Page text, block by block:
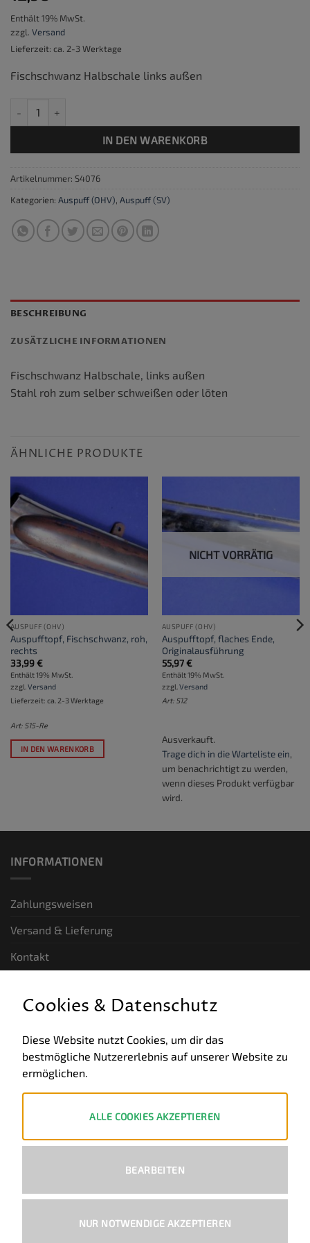
Enthält 19% MwSt.
zzgl. Versand
Lieferzeit: ca. 2-3 Werktage
Fischschwanz Halbschale links außen
IN DEN WARENKORB
Artikelnummer: S4076
Kategorien: Auspuff (OHV), Auspuff (SV)
BESCHREIBUNG
ZUSÄTZLICHE INFORMATIONEN
Fischschwanz Halbschale, links außen
Stahl roh zum selber schweißen oder löten
ÄHNLICHE PRODUKTE
AUSPUFF (OHV)
Auspufftopf, Fischschwanz, roh,
rechts
33,99€
Enthält 19% MwSt.
zzgl. Versand
Lieferzeit: ca. 2-3 Werktage
Art: S15-Re
IN DEN WARENKORB
NICHT VORRÄTIG
AUSPUFF (OHV)
Auspufftopf, flaches Ende,
Originalausführung
55,97€
Enthält 19% MwSt.
zzgl. Versand
Art: S12
Ausverkauft.
Trage dich in die Warteliste ein,
um benachrichtigt zu werden,
wenn dieses Produkt verfügbar
wird.
INFORMATIONEN
Zahlungsweisen
Versand & Lieferung
Kontakt
Allgemeine Geschäftsbedingungen
Datenschutz
PayPal Visa MasterCard
Bank
Cookies & Datenschutz
Diese Website nutzt Cookies, um dir das
bestmögliche Nutzererlebnis auf unserer Website zu
ermöglichen.
ALLE COOKIES AKZEPTIEREN
BEARBEITEN
NUR NOTWENDIGE AKZEPTIEREN